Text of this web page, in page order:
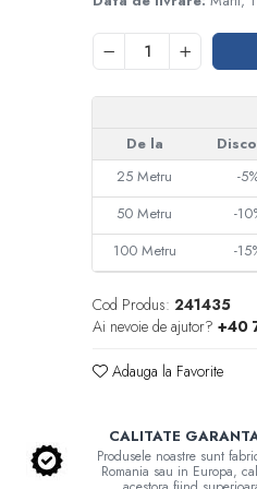
De la
25 Metru
-
50 Metru
-
100Metru -
Cod Produs: 241435
Ai nevoie de ajutor? +40
Adauga la Favorite
CALITATE
Produsele noastre sunt
Romania sau in Europa,